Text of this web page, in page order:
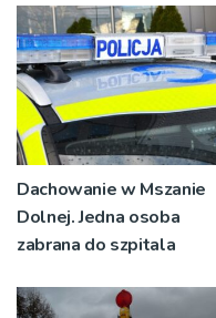
Dachowanie w Mszanie
Dolnej. Jedna osoba
zabrana do szpitala